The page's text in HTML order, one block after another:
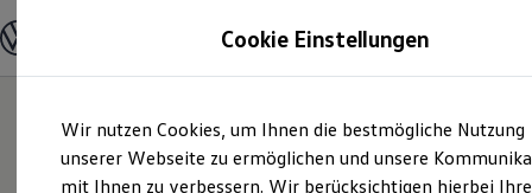
Hauptinhalt
springen
Footer
springen
Modelle und Konfigurator
Modelle vergleichen
Elektroautos
ENERGY Sondermodelle
Nutzfahrzeuge
Cookie Einstellungen
Wir nutzen Cookies, um Ihnen die bestmögliche Nutzung
unserer Webseite zu ermöglichen und unsere
mit Ihnen zu verbessern. Wir berücksichtigen hierbei Ihre